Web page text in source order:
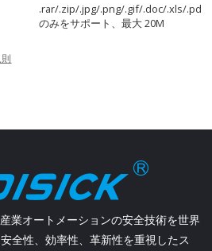
.rar/.zip/.jpg/.png/.gif/.doc/.xls/.pdf
のみをサポート、最大 20M
業オートメーションの安全技術を世界
全性、効率性、革新性を重視したス